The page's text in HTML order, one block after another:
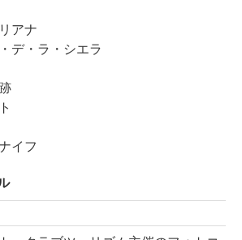
アナ
デ・ラ・シエラ
イフ